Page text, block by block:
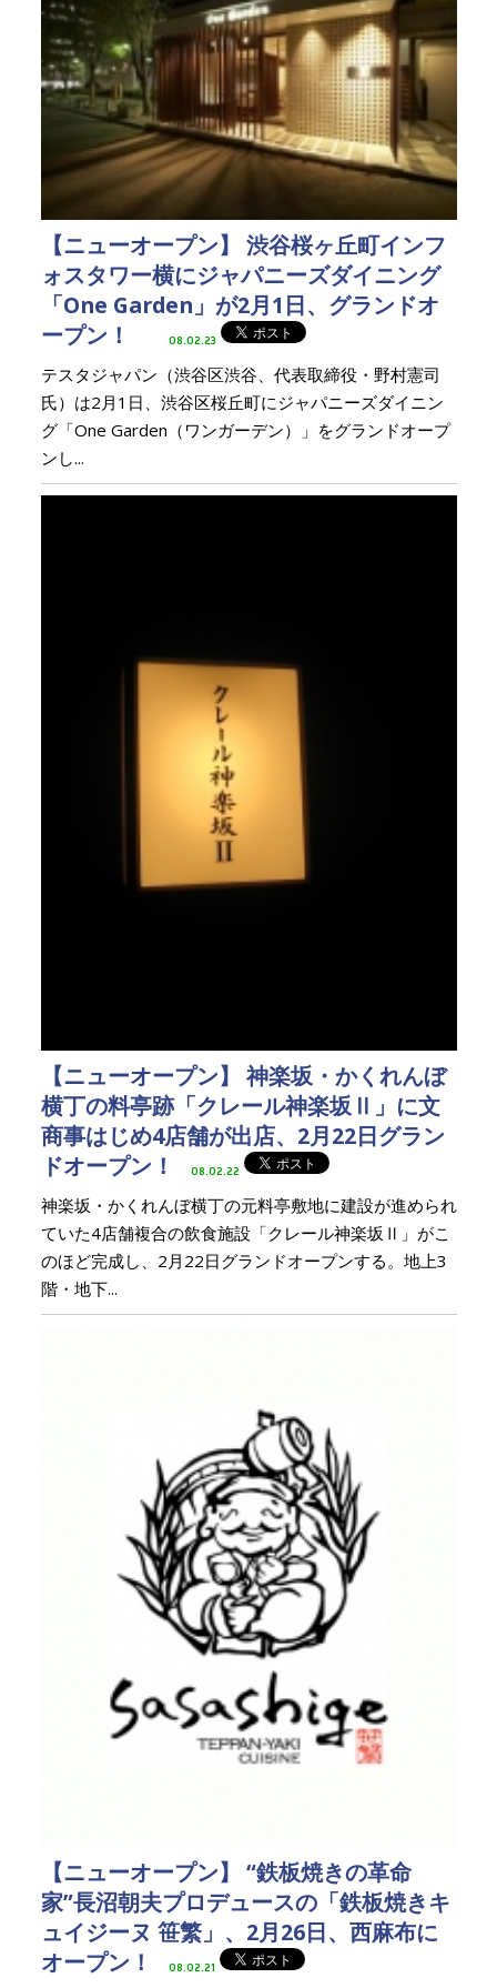
【ニューオープン】 渋谷桜ヶ丘町インフ
ォスタワー横にジャパニーズダイニング
「One Garden」が2月1日、グランドオ
ープン！
08.02.23
テスタジャパン（渋谷区渋谷、代表取締役・野村憲司
氏）は2月1日、渋谷区桜丘町にジャパニーズダイニン
グ「One Garden（ワンガーデン）」をグランドオープ
ンし...
【ニューオープン】 神楽坂・かくれんぼ
横丁の料亭跡「クレール神楽坂Ⅱ」に文
商事はじめ4店舗が出店、2月22日グラン
ドオープン！
08.02.22
神楽坂・かくれんぼ横丁の元料亭敷地に建設が進められ
ていた4店舗複合の飲食施設「クレール神楽坂Ⅱ」がこ
のほど完成し、2月22日グランドオープンする。地上3
階・地下...
【ニューオープン】 “鉄板焼きの革命
家”長沼朝夫プロデュースの「鉄板焼きキ
ュイジーヌ 笹繁」、2月26日、西麻布に
オープン！
08.02.21